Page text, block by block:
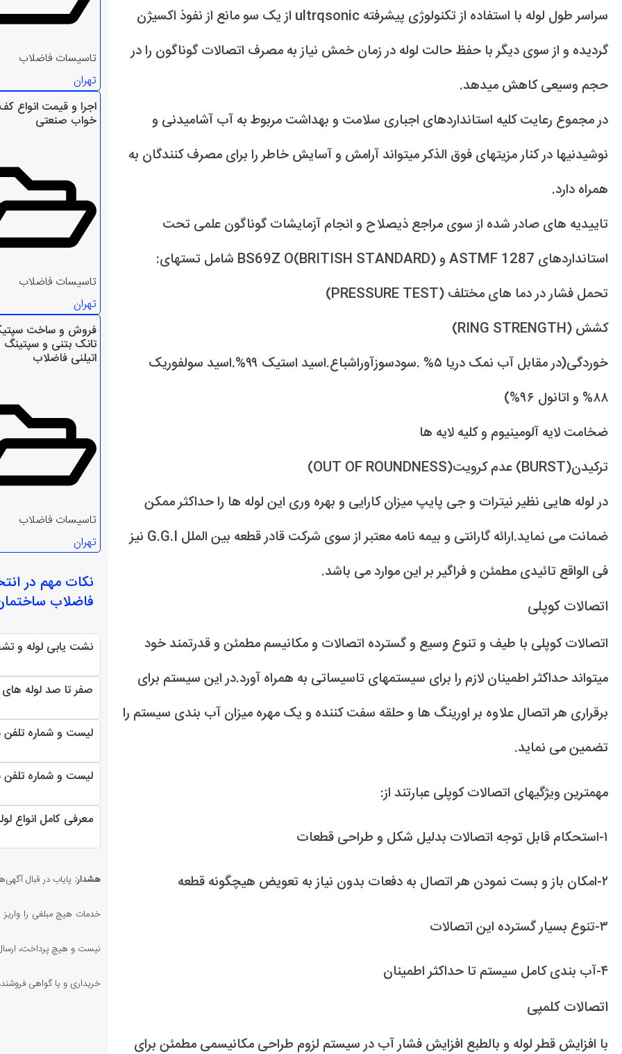
سراسر طول لوله با استفاده از تکنولوژی پیشرفته ultrqsonic از یک سو مانع از نفوذ اکسیژن
گردیده و از سوی دیگر با حفظ حالت لوله در زمان خمش نیاز به مصرف اتصالات گوناگون را در
حجم وسیعی کاهش میدهد.
در مجموع رعایت کلیه استانداردهای اجباری سلامت و بهداشت مربوط به آب آشامیدنی و
نوشیدنیها در کنار مزیتهای فوق الذکر میتواند آرامش و آسایش خاطر را برای مصرف کنندگان به
همراه دارد.
تاییدیه های صادر شده از سوی مراجع ذیصلاح و انجام آزمایشات گوناگون علمی تحت
استانداردهای ASTMF 1287 و BS69Z O(BRITISH STANDARD) شامل تستهای:
تحمل فشار در دما های مختلف (PRESSURE TEST)
کشش (RING STRENGTH)
خوردگی(در مقابل آب نمک دریا ۵% .سودسوزآوراشباع.اسید استیک ۹۹%.اسید سولفوریک
۸۸% و اتانول ۹۶%)
ضخامت لایه آلومینیوم و کلیه لایه ها
ترکیدن(BURST) عدم کرویت(OUT OF ROUNDNESS)
در لوله هایی نظیر نیترات و جی پایپ میزان کارایی و بهره وری این لوله ها را حداکثر ممکن
ضمانت می نماید.ارائه گارانتی و بیمه نامه معتبر از سوی شرکت قادر قطعه بین الملل G.G.I نیز
فی الواقع تائیدی مطمئن و فراگیر بر این موارد می باشد.
اتصالات کوپلی
اتصالات کوپلی با طیف و تنوع وسیع و گسترده اتصالات و مکانیسم مطمئن و قدرتمند خود
میتواند حداکثر اطمینان لازم را برای سیستمهای تاسیساتی به همراه آورد.در این سیستم برای
برقراری هر اتصال علاوه بر اورینگ ها و حلقه سفت کننده و یک مهره میزان آب بندی سیستم را
تضمین می نماید.
مهمترین ویژگیهای اتصالات کوپلی عبارتند از:
۱-استحکام قابل توجه اتصالات بدلیل شکل و طراحی قطعات
۲-امکان باز و بست نمودن هر اتصال به دفعات بدون نیاز به تعویض هیچگونه قطعه
۳-تنوع بسیار گسترده این اتصالات
۴-آب بندی کامل سیستم تا حداکثر اطمینان
اتصالات کلمپی
با افزایش قطر لوله و بالطبع افزایش فشار آب در سیستم لزوم طراحی مکانیسمی مطمئن برای
تاسیسات فاضلاب
تهران
اجرا و قیمت انواع
خواب صنعتی
تاسیسات فاضلاب
تهران
فروش و ساخت
تانک بتنی و سپتینگ
اتیلنی فاضلاب
تاسیسات فاضلاب
تهران
نکات مهم در
فاضلاب
نشت یابی لوله و
صفر تا صد لوله های
لیست و شماره
لیست و شماره
معرفی کامل انواع
هشدار: پایاب در قبال
خدمات هیچ مبلغی را
نیست و هیچ پرداخت،
خریداری و یا گواهی